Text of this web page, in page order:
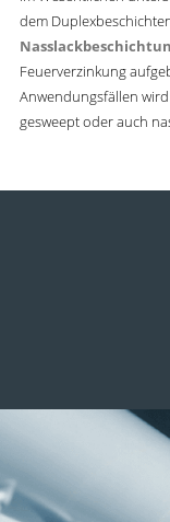
dem
Feuerverzinkung
Anwendungsfällen
gesweept oder auch